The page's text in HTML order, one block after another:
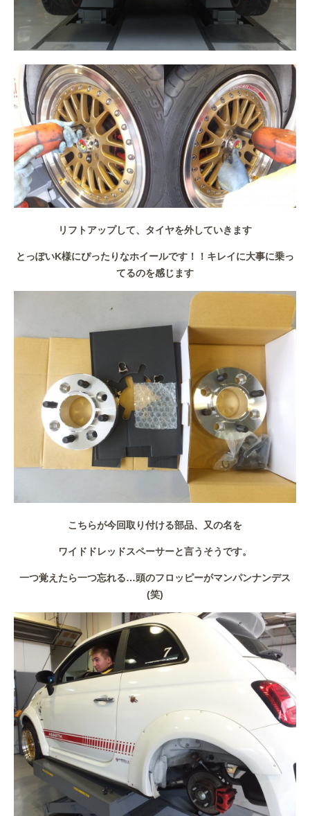
リフトアップして、タイヤを外していきます
とっぽいK様にぴったりなホイールです！！キレイに大事に乗っ
てるのを感じます
こちらが今回取り付ける部品、又の名を
ワイドドレッドスペーサーと言うそうです。
一つ覚えたら一つ忘れる…頭のフロッピーがマンパンナンデス
(笑)